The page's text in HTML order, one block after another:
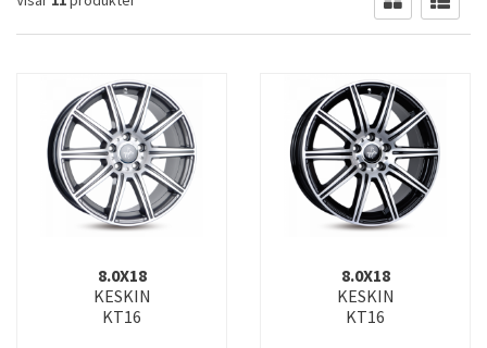
8.0X18
KESKIN
KT16
8.0X18
KESKIN
KT16